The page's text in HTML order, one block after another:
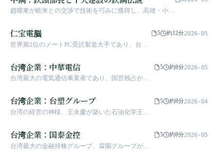
趙耀東が欧米との交渉で技術を巧みに獲得し、高雄・小港
業の背骨を築き上げ、十大建設の中で最も成功した明珠と
なった
仁宝電脳
世界第2位のノートPC受託製造大手であり、台湾
5 約12分2026-05
台湾企業：中華電信
台湾最大の電気通信事業者であり、国営独占から
業へ
5 約8分2026-05
台湾企業：台塑グループ
台湾の経営の神様、王永慶が築いた石油化学王
5 約8分2026-04
台湾企業：国泰金控
台湾最大の金融持株グループ、霖園グループが築
5 約8分2026-05